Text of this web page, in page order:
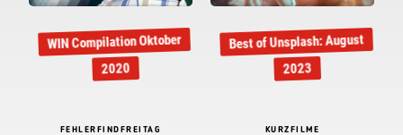
WIN Compilation Oktober
2020
Best of Unsplash: August
2023
FEHLERFINDFREITAG KURZFILME